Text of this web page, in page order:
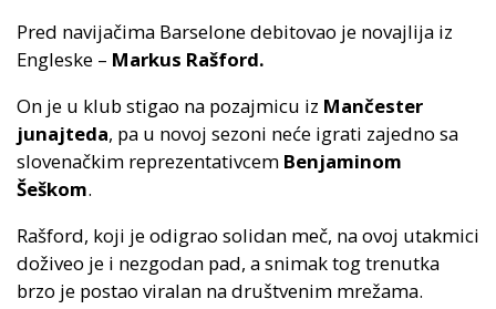
Pred navijačima Barselone debitovao je novajlija iz
Engleske – Markus Rašford.
On je u klub stigao na pozajmicu iz Mančester
junajteda, pa u novoj sezoni neće igrati zajedno sa
slovenačkim reprezentativcem Benjaminom
Šeškom.
Rašford, koji je odigrao solidan meč, na ovoj utakmici
doživeo je i nezgodan pad, a snimak tog trenutka
brzo je postao viralan na društvenim mrežama.